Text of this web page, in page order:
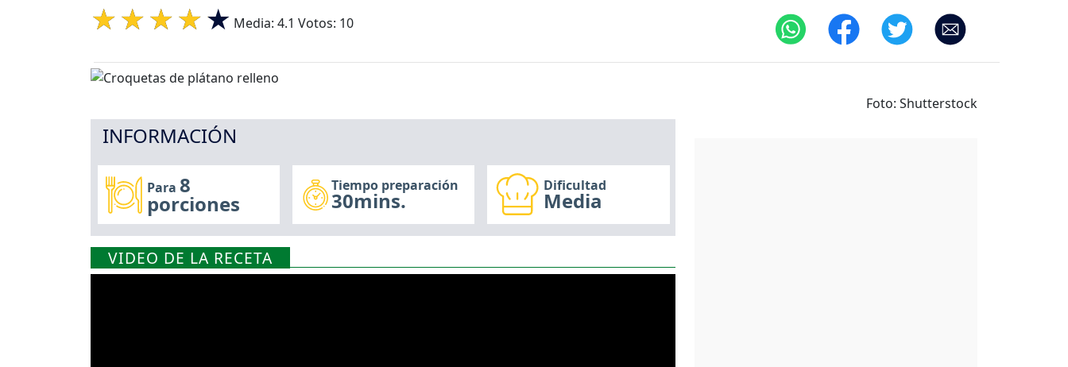
Media: 4.1 Votos: 10
Foto: Shutterstock
INFORMACIÓN
Para 8
porciones
Tiempo preparación
30mins.
Dificultad
Media
VIDEO DE LA RECETA